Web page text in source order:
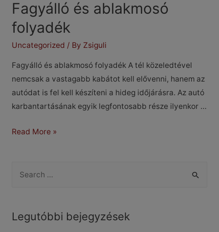
Fagyálló és ablakmosó
folyadék
Uncategorized / By Zsiguli
Fagyálló és ablakmosó folyadék A tél közeledtével
nemcsak a vastagabb kabátot kell elővenni, hanem az
autódat is fel kell készíteni a hideg időjárásra. Az autó
karbantartásának egyik legfontosabb része ilyenkor …
Fagyálló
folyadék
Read More »
rLegutóbbi bejegyzések